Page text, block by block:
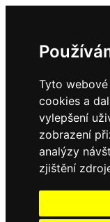
Tyto
cookies a
vylepšení
zobrazení
analýzy
zjištění